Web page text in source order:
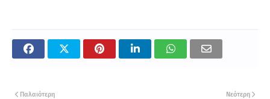
Νεότερη
Παλαιότερη